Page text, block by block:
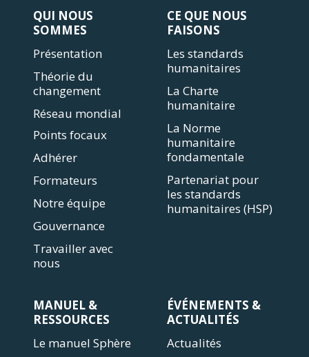
QUI NOUS
SOMMES
Présentation
Théorie du
changement
Réseau mondial
Points focaux
Adhérer
Formateurs
Notre équipe
Gouvernance
Travailler avec
nous
CE QUE NOUS
FAISONS
Les standards
humanitaires
La Charte
humanitaire
La Norme
humanitaire
fondamentale
Partenariat pour
les standards
humanitaires (HSP)
MANUEL &
RESSOURCES
Le manuel Sphère
ÉVÉNEMENTS &
ACTUALITÉS
Actualités